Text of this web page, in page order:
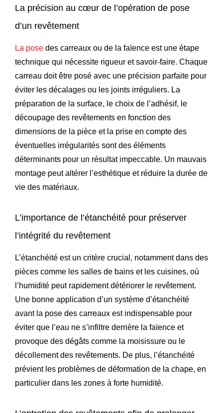
La précision au cœur de l’opération de pose
d’un revêtement
La pose des carreaux ou de la faïence est une étape
technique qui nécessite rigueur et savoir-faire. Chaque
carreau doit être posé avec une précision parfaite pour
éviter les décalages ou les joints irréguliers. La
préparation de la surface, le choix de l’adhésif, le
découpage des revêtements en fonction des
dimensions de la pièce et la prise en compte des
éventuelles irrégularités sont des éléments
déterminants pour un résultat impeccable. Un mauvais
montage peut altérer l’esthétique et réduire la durée de
vie des matériaux.
L’importance de l’étanchéité pour préserver
l’intégrité du revêtement
L’étanchéité est un critère crucial, notamment dans des
pièces comme les salles de bains et les cuisines, où
l’humidité peut rapidement détériorer le revêtement.
Une bonne application d’un système d’étanchéité
avant la pose des carreaux est indispensable pour
éviter que l’eau ne s’infiltre derrière la faïence et
provoque des dégâts comme la moisissure ou le
décollement des revêtements. De plus, l’étanchéité
prévient les problèmes de déformation de la chape, en
particulier dans les zones à forte humidité.